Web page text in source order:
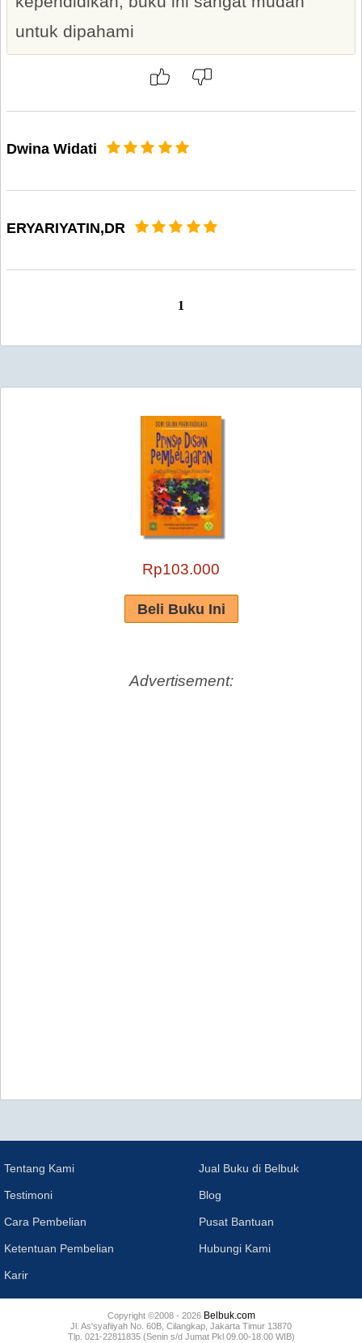
untuk dipahami
Dwina Widati
ERYARIYATIN,DR
1
Rp103.000
Advertisement:
Tentang Kami
Testimoni
Cara Pembelian
Ketentuan Pembelian
Karir
Jual Buku di Belbuk
Blog
Pusat Bantuan
Hubungi Kami
Copyright ©2008 - 2026 Belbuk.com
Jl. As'syafiiyah No. 60B, Cilangkap, Jakarta Timur 13870
Tlp. 021-22811835 (Senin s/d Jumat Pkl 09.00-18.00 WIB)